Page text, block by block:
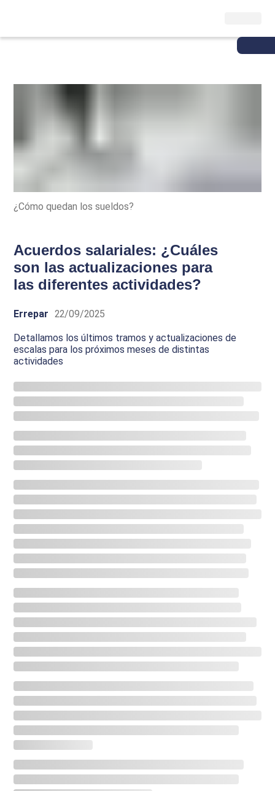
¿Cómo quedan los sueldos?
Acuerdos salariales: ¿Cuáles
son las actualizaciones para
las diferentes actividades?
Errepar 22/09/2025
Detallamos los últimos tramos y actualizaciones de
escalas para los próximos meses de distintas
actividades